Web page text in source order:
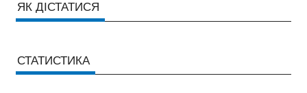
ЯК ДІСТАТИСЯ
СТАТИСТИКА